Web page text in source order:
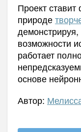
Проект
природе
возможности
работает
основе
Автор: